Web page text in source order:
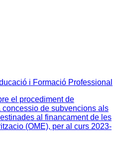
i Formació Professional
el procediment de
de subvencions als
al financament de les
(OME), per al curs 2023-